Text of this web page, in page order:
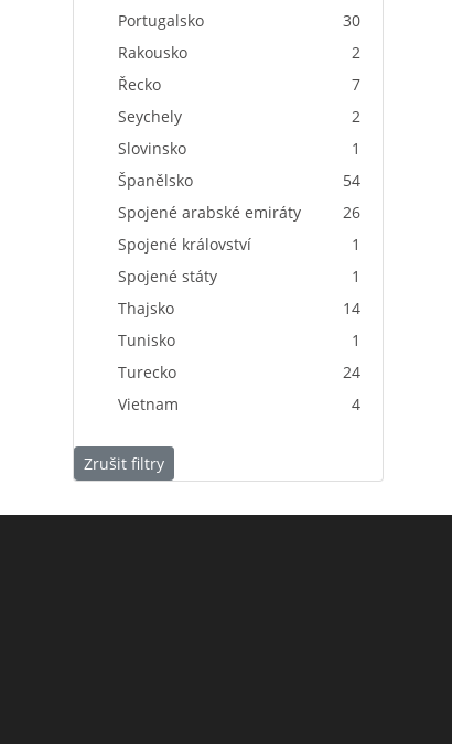
Portugalsko
30
Rakousko
2
Řecko
7
Seychely
2
Slovinsko
1
Španělsko
54
Spojené arabské emiráty
26
Spojené království
1
Spojené státy
1
Thajsko
14
Tunisko
1
Turecko
24
Vietnam
4
Zrušit filtry